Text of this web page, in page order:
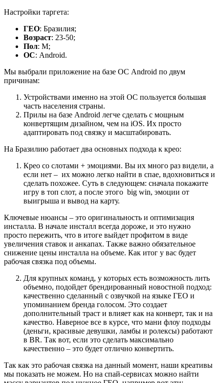
Настройки таргета:
ГЕО: Бразилия;
Возраст: 23-50;
Пол: М;
ОС: Android.
Мы выбрали приложение на базе ОС Android по двум
причинам:
Устройствами именно на этой ОС пользуется большая
часть населения страны.
Прилы на базе Android легче сделать с мощным
конвертящим дизайном, чем на iOS. Их просто
адаптировать под связку и масштабировать.
На Бразилию работает два основных подхода к крео:
Крео со слотами + эмоциями. Вы их много раз видели, а
если нет – их можно легко найти в спае, вдохновиться и
сделать похожее. Суть в следующем: сначала покажите
игру в топ слот, а после этого big win, эмоции от
выигрыша и вывод на карту.
Ключевые нюансы – это оригинальность и оптимизация
инсталла. В начале инсталл всегда дороже, и это нужно
просто пережить, что в итоге выйдет профитом в виде
увеличения ставок и анкапах. Также важно обязательное
снижение цены инсталла на объеме. Как итог у вас будет
рабочая связка под объемы.
Для крупных команд, у которых есть возможность лить
объемно, подойдет брендированный новостной подход:
качественно сделанный с озвучкой на языке ГЕО и
упоминанием бренда голосом. Это создает
дополнительный траст и влияет как на конверт, так и на
качество. Наверное все в курсе, что мани флоу подходы
(деньги, красивые девушки, ламбы и ролексы) работают
в BR. Так вот, если это сделать максимально
качественно – это будет отлично конвертить.
Так как это рабочая связка на данный момент, наши креативы
мы показать не можем. Но на спай-сервисах можно найти